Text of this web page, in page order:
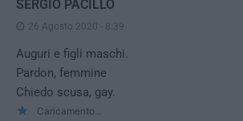
SERGIO PACILLO
26 Agosto 2020 - 8:39
Auguri e figli maschi.
Pardon, femmine
Chiedo scusa, gay.
Caricamento...